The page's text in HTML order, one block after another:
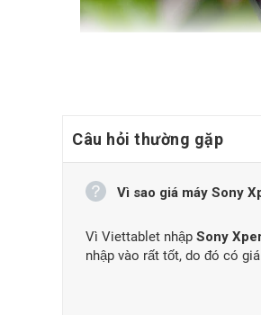
Câu hỏi thường gặp
Vì sao giá máy Sony
Vì Viettablet nhập Sony
nhập vào rất tốt, do đó có